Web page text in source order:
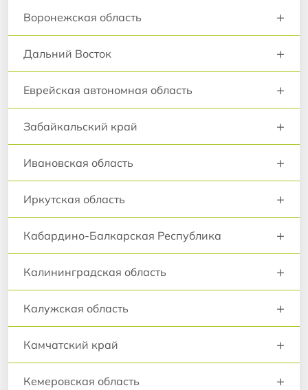
Воронежская область +
Дальний Восток +
Еврейская автономная область +
Забайкальский край +
Ивановская область +
Иркутская область +
Кабардино-Балкарская Республика +
Калининградская область +
Калужская область +
Камчатский край +
Кемеровская область +